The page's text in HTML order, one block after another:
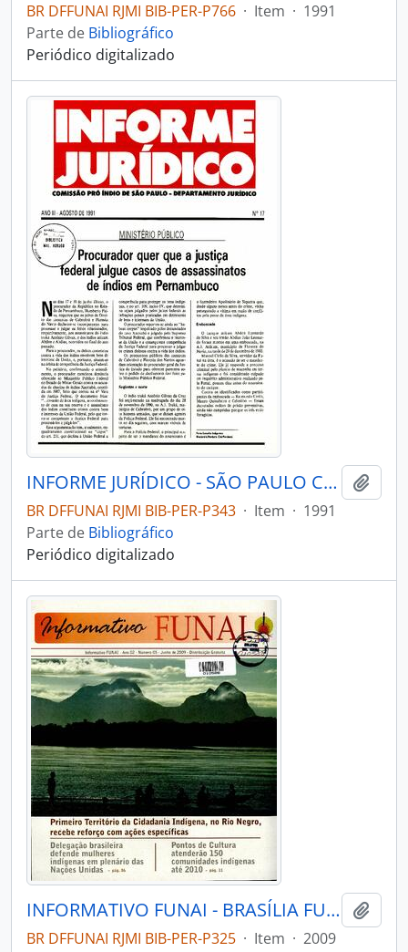
BR DFFUNAI RJMI BIB-PER-P766 · Item · 1991
Parte de Bibliográfico
Periódico digitalizado
INFORME JURÍDICO - SÃO PAULO COMISSÃO PRÓ-ÍNDIO DE SÃO PAULO - DEPARTAMENTO JURÍDICO - 1991 - Nº17
BR DFFUNAI RJMI BIB-PER-P343 · Item · 1991
Parte de Bibliográfico
Periódico digitalizado
INFORMATIVO FUNAI - BRASÍLIA FUNAI - 2009 - Nº05
BR DFFUNAI RJMI BIB-PER-P325 · Item · 2009